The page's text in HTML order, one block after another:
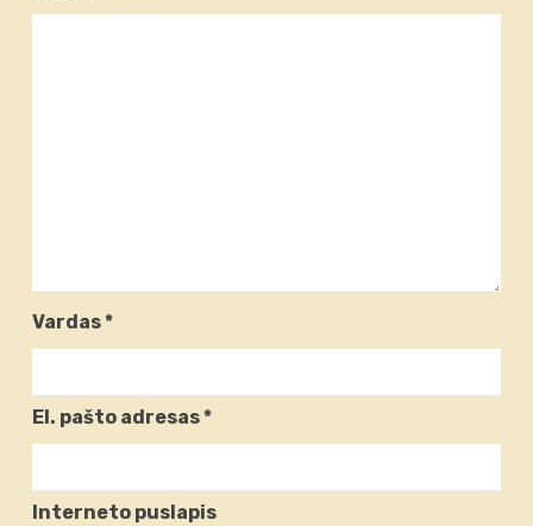
Vardas*
El. pašto adresas*
Interneto puslapis